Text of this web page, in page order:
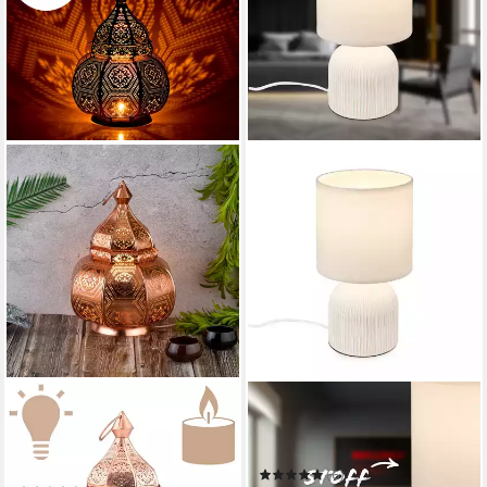
MARRAKESCH ORIENT &
MEDITERRAN INTERIOR
Nachttischlampe
Orientalische Tischlampe
BRILONER LEUCHTEN
Tischleuchte LED Tischlampe
Wohnzimmer Keramik
Kommodenlampe E14
(6)